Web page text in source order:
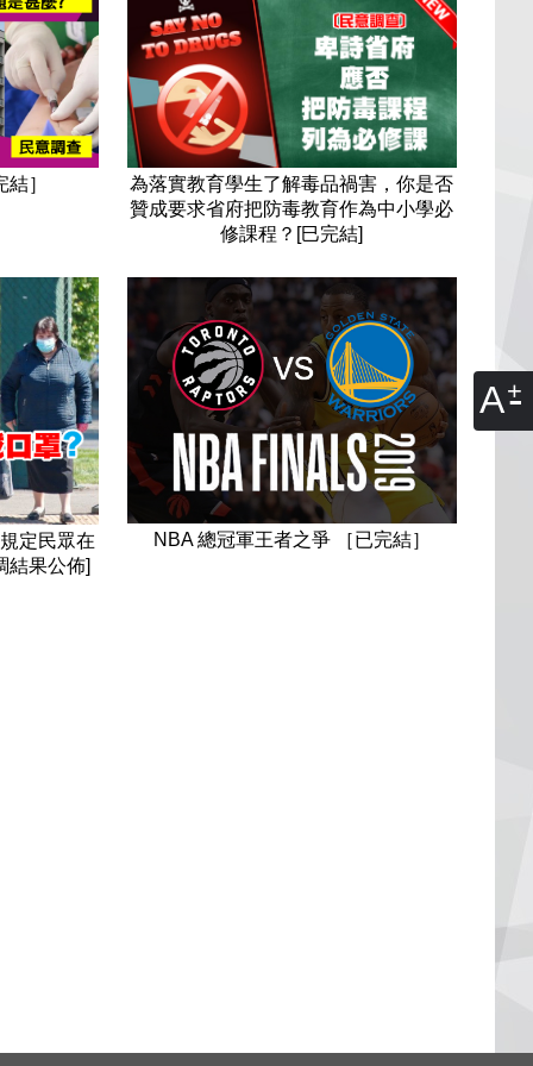
A
］
為落實教育學生了解毒品禍害，你是否
贊成要求省府把防毒教育作為中小學必
修課程？[巳完結]
定民眾在
結果公佈]
NBA 總冠軍王者之爭 ［已完結］